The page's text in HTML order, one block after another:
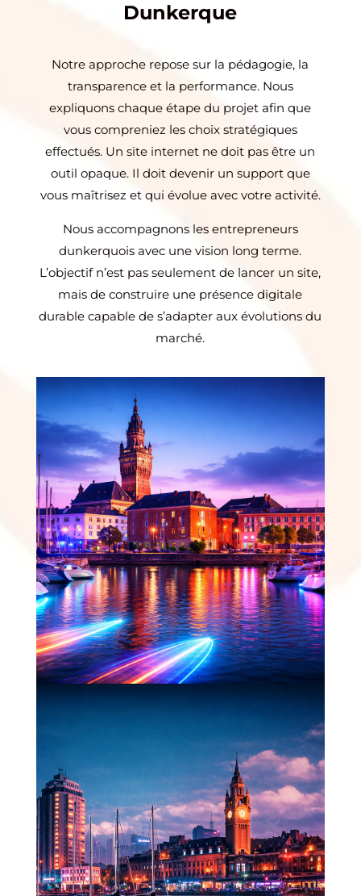
Dunkerque
Notre approche repose sur la pédagogie, la
transparence et la performance. Nous
expliquons chaque étape du projet afin que
vous compreniez les choix stratégiques
effectués. Un site internet ne doit pas être un
outil opaque. Il doit devenir un support que
vous maîtrisez et qui évolue avec votre activité.
Nous accompagnons les entrepreneurs
dunkerquois avec une vision long terme.
L’objectif n’est pas seulement de lancer un site,
mais de construire une présence digitale
durable capable de s’adapter aux évolutions du
marché.